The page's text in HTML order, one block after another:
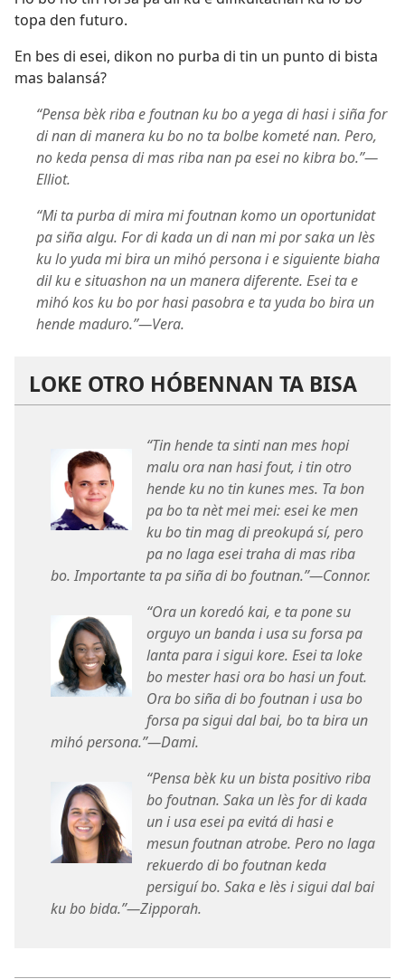
topa den futuro.
En bes di esei, dikon no purba di tin un punto di bista
mas balansá?
“Pensa bèk riba e foutnan ku bo a yega di hasi i siña for
di nan di manera ku bo no ta bolbe kometé nan. Pero,
no keda pensa di mas riba nan pa esei no kibra bo.”​—
Elliot.
“Mi ta purba di mira mi foutnan komo un oportunidat
pa siña algu. For di kada un di nan mi por saka un lès
ku lo yuda mi bira un mihó persona i e siguiente biaha
dil ku e situashon na un manera diferente. Esei ta e
mihó kos ku bo por hasi pasobra e ta yuda bo bira un
hende maduro.”​—Vera.
LOKE OTRO HÓBENNAN TA BISA
“Tin hende ta sinti nan mes hopi
malu ora nan hasi fout, i tin otro
hende ku no tin kunes mes. Ta bon
pa bo ta nèt mei mei: esei ke men
ku bo tin mag di preokupá sí, pero
pa no laga esei traha di mas riba
bo. Importante ta pa siña di bo foutnan.”​—Connor.
“Ora un koredó kai, e ta pone su
orguyo un banda i usa su forsa pa
lanta para i sigui kore. Esei ta loke
bo mester hasi ora bo hasi un fout.
Ora bo siña di bo foutnan i usa bo
forsa pa sigui dal bai, bo ta bira un
mihó persona.”​—Dami.
“Pensa bèk ku un bista positivo riba
bo foutnan. Saka un lès for di kada
un i usa esei pa evitá di hasi e
mesun foutnan atrobe. Pero no laga
rekuerdo di bo foutnan keda
persiguí bo. Saka e lès i sigui dal bai
ku bo bida.”​—Zipporah.